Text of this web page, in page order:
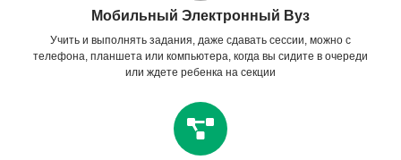
Мобильный Электронный Вуз
Учить и выполнять задания, даже сдавать сессии, можно с
телефона, планшета или компьютера, когда вы сидите в очереди
или ждете ребенка на секции